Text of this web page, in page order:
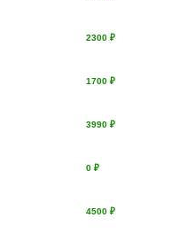
2300 ₽
1700 ₽
3990 ₽
0 ₽
4500 ₽